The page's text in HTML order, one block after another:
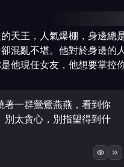
天王，人氣爆棚，身邊總
混亂不堪。他對於身邊的
他現任女友，他想要掌
著一群鶯鶯燕燕，看到你
別太貪心，別指望得到什